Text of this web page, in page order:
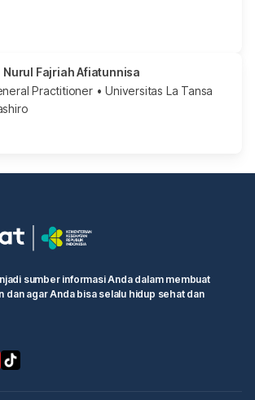
Nurul Fajriah Afiatunnisa
Practitioner• Universitas La Tansa
sumber informasi Anda dalam membuat
dan agar Anda bisa selalu hidup sehat dan